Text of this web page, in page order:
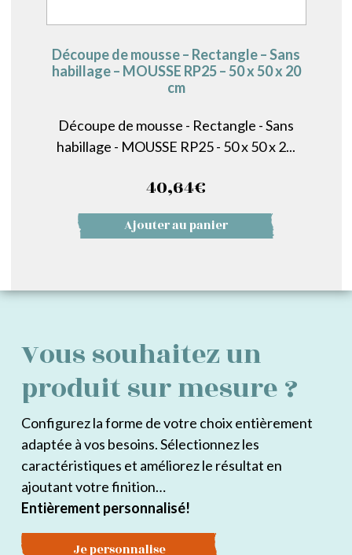
Découpe de mousse – Rectangle – Sans
habillage – MOUSSE RP25 – 50 x 50 x 20
cm
Découpe de mousse - Rectangle - Sans
habillage - MOUSSE RP25 - 50 x 50 x 2...
40,64€
Ajouter au panier
Vous souhaitez un
produit sur mesure ?
Configurez la forme de votre choix entièrement
adaptée à vos besoins. Sélectionnez les
caractéristiques et améliorez le résultat en
ajoutant votre finition…
Entièrement personnalisé!
Je personnalise